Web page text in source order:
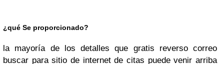
¿qué Se proporcionado?
la mayoría de los detalles que gratis reverso correo
buscar para sitio de internet de citas puede venir arriba